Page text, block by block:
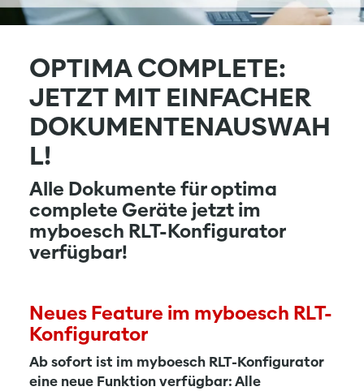
OPTIMA COMPLETE:
JETZT MIT EINFACHER
DOKUMENTENAUSWAH
L!
Alle Dokumente für optima
complete Geräte jetzt im
myboesch RLT-Konfigurator
verfügbar!
Neues Feature im myboesch RLT-
Konfigurator
Ab sofort ist im myboesch RLT-Konfigurator
eine neue Funktion verfügbar: Alle